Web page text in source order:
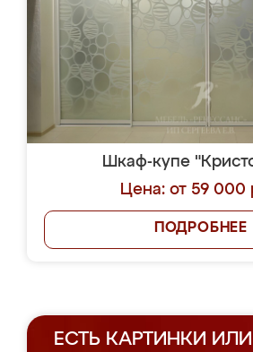
Шкаф-купе
Цена: от 59 000
ПОДРОБНЕЕ
ЕСТЬ КАРТИНКИ